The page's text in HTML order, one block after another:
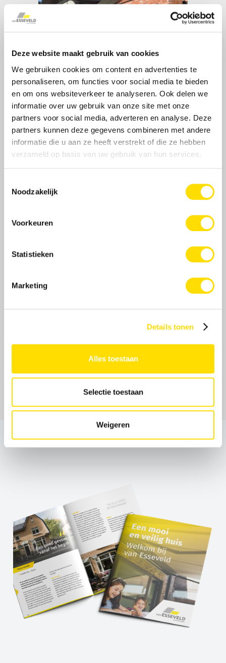
Deze website maakt gebruik van cookies
We gebruiken cookies om content en advertenties te
personaliseren, om functies voor social media te bieden
en om ons websiteverkeer te analyseren. Ook delen we
informatie over uw gebruik van onze site met onze
partners voor social media, adverteren en analyse. Deze
partners kunnen deze gegevens combineren met andere
informatie die u aan ze heeft verstrekt of die ze hebben
verzameld op basis van uw gebruik van hun services.
Noodzakelijk
Voorkeuren
Statistieken
Marketing
Details tonen
Alles toestaan
Selectie toestaan
Weigeren